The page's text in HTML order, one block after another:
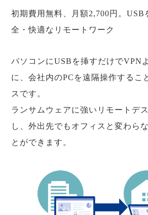
初期費用無料、月額2,700円。USB
全・快適なリモートワーク
パソコンにUSBを挿すだけでVPN
に、会社内のPCを遠隔操作するこ
スです。
ランサムウェアに強いリモートデ
し、外出先でもオフィスと変わら
とができます。